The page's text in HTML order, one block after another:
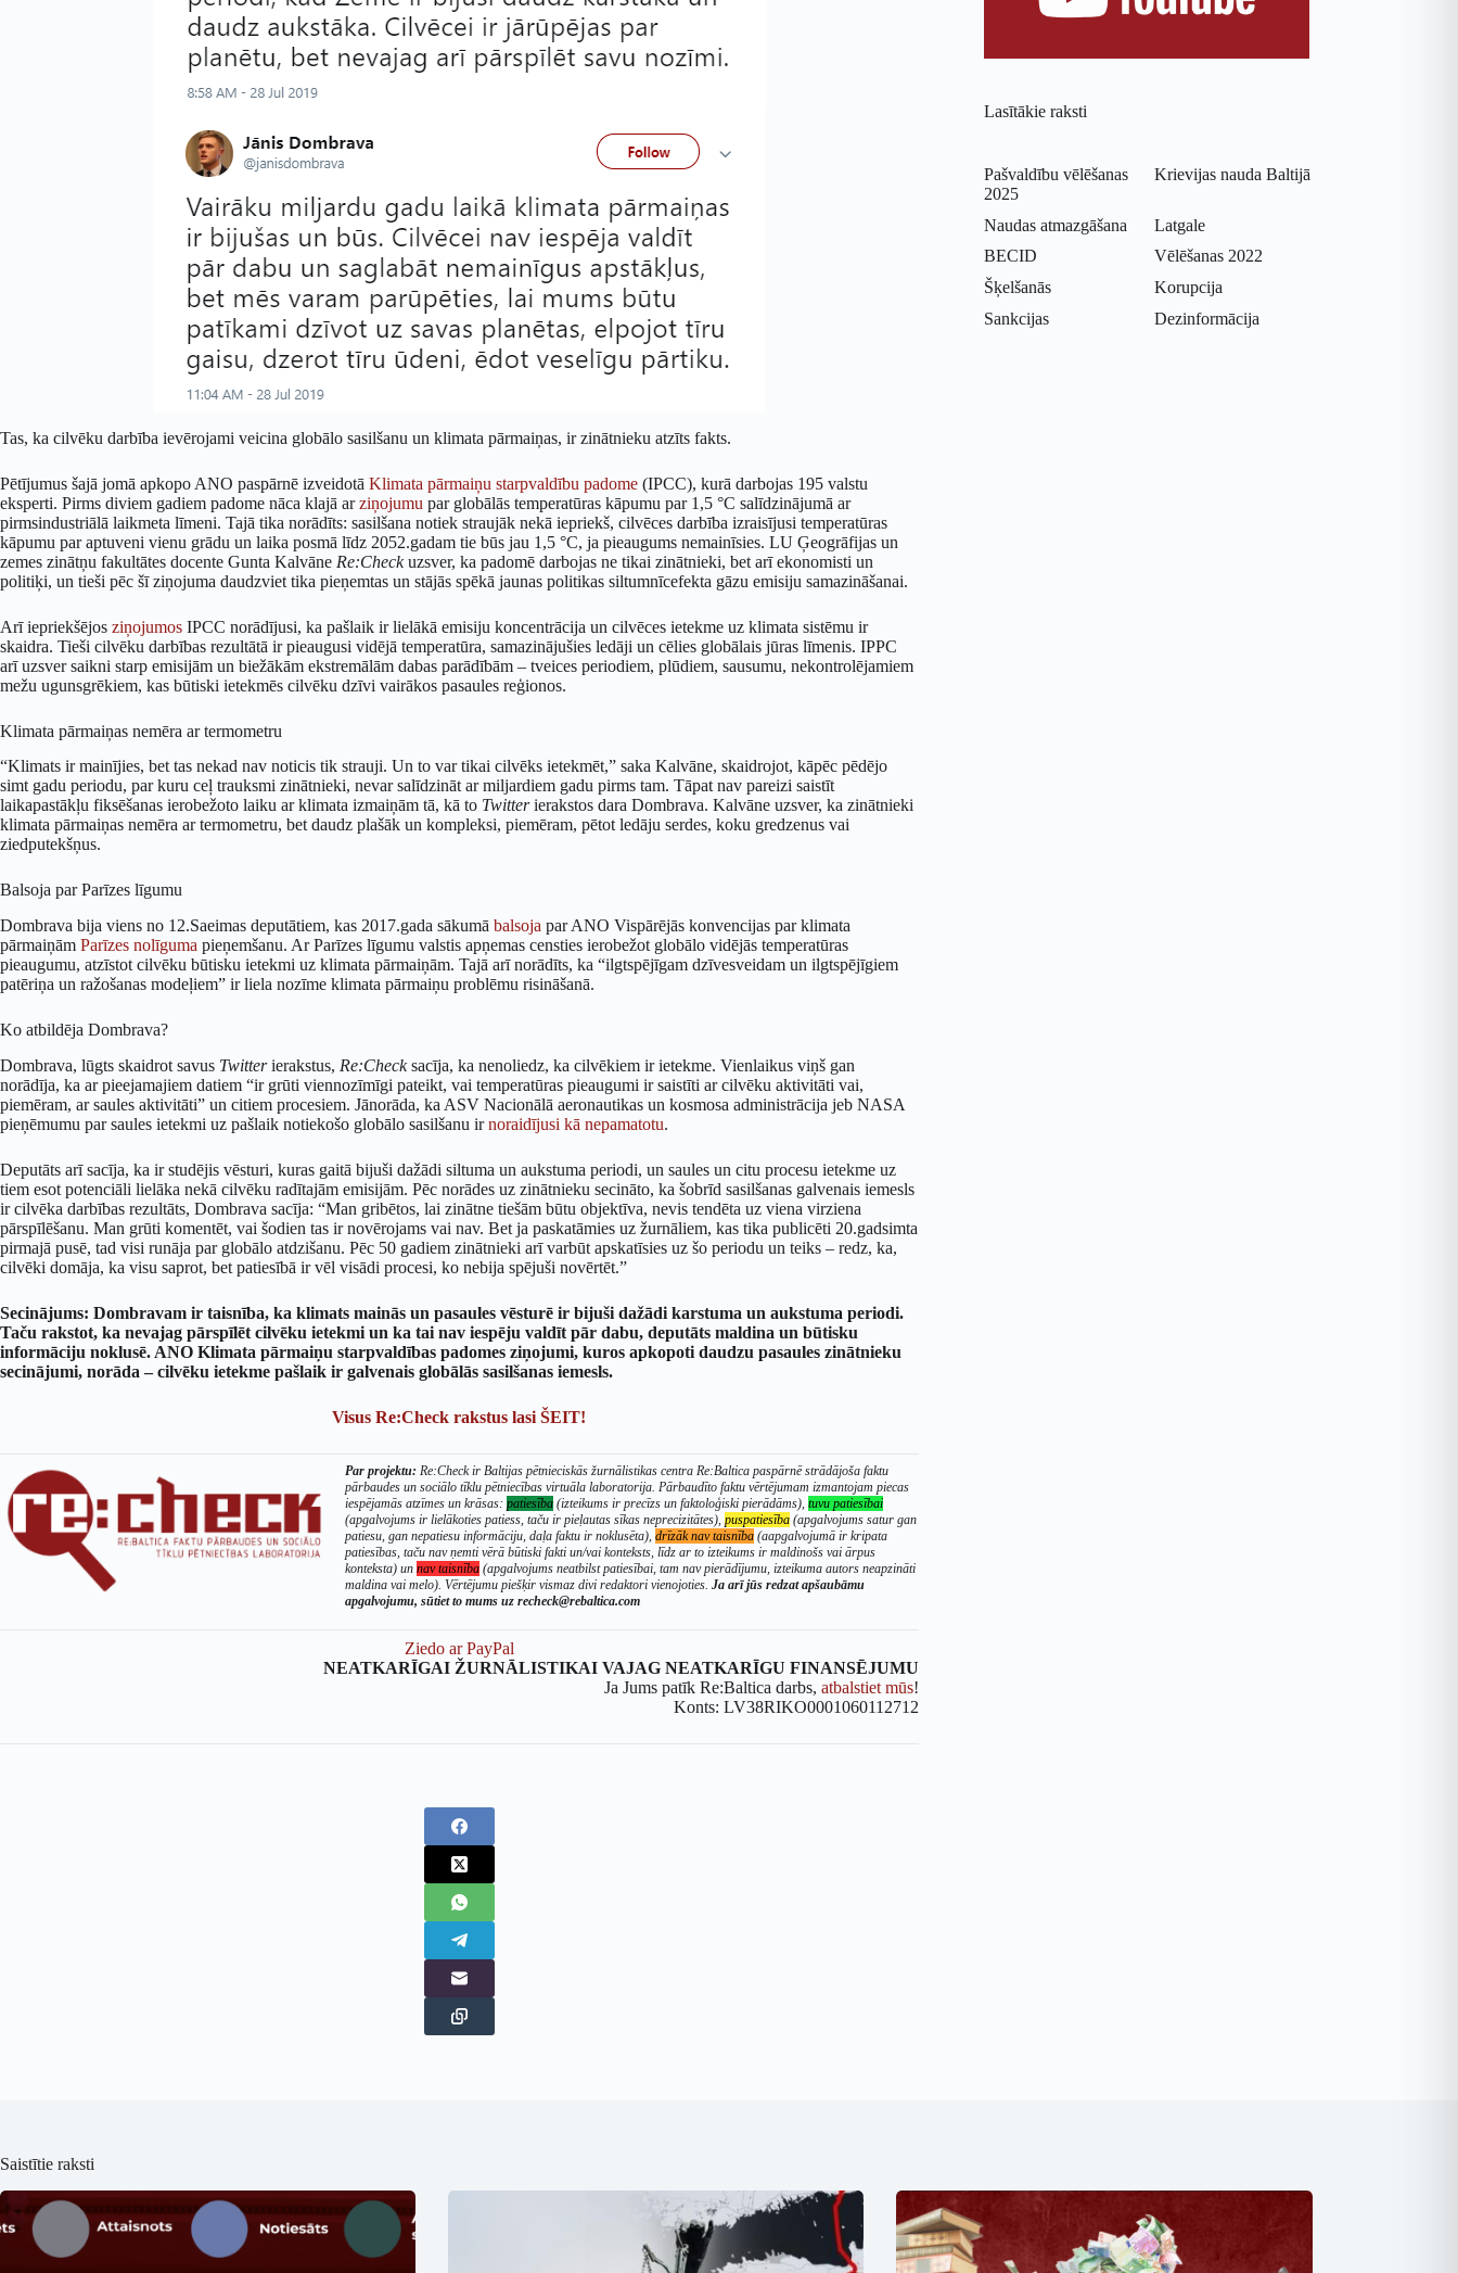
Tas, ka cilvēku darbība ievērojami veicina globālo sasilšanu un klimata pārmaiņas, ir zinātnieku atzīts fakts.
Pētījumus šajā jomā apkopo ANO paspārnē izveidotā Klimata pārmaiņu starpvaldību padome (IPCC), kurā darbojas 195 valstu
eksperti. Pirms diviem gadiem padome nāca klajā arziņojumu par globālās temperatūras kāpumu par 1,5 °C salīdzinājumā ar
pirmsindustriālā laikmeta līmeni. Tajā tika norādīts: sasilšana notiek straujāk nekā iepriekš, cilvēces darbība izraisījusi temperatūras
kāpumu par aptuveni vienu grādu un laika posmā līdz 2052.gadam tie būs jau 1,5 °C, ja pieaugums nemainīsies. LU Ģeogrāfijas un
zemes zinātņu fakultātes docente Gunta Kalvāne Re:Checkuzsver, ka padomē darbojas ne tikai zinātnieki, bet arī ekonomisti un
politiķi, un tieši pēc šī ziņojuma daudzviet tika pieņemtas un stājās spēkā jaunas politikas siltumnīcefekta gāzu emisiju samazināšanai.
Arī iepriekšējos ziņojumos IPCC norādījusi, ka pašlaik ir lielākā emisiju koncentrācija un cilvēces ietekme uz klimata sistēmu ir
skaidra. Tieši cilvēku darbības rezultātā ir pieaugusi vidējā temperatūra, samazinājušies ledāji un cēlies globālais jūras līmenis. IPPC
arī uzsver saikni starp emisijām un biežākām ekstremālām dabas parādībām – tveices periodiem, plūdiem, sausumu, nekontrolējamiem
mežu ugunsgrēkiem, kas būtiski ietekmēs cilvēku dzīvi vairākos pasaules reģionos.
Klimata pārmaiņas nemēra ar termometru
“Klimats ir mainījies, bet tas nekad nav noticis tik strauji. Un to var tikai cilvēks ietekmēt,” saka Kalvāne, skaidrojot, kāpēc pēdējo
simt gadu periodu, par kuru ceļ trauksmi zinātnieki, nevar salīdzināt ar miljardiem gadu pirms tam. Tāpat nav pareizi saistīt
laikapastākļu fiksēšanas ierobežoto laiku ar klimata izmaiņām tā, kā to Twitterierakstos dara Dombrava. Kalvāne uzsver, ka zinātnieki
klimata pārmaiņas nemēra ar termometru, bet daudz plašāk un kompleksi, piemēram, pētot ledāju serdes, koku gredzenus vai
ziedputekšņus.
Balsoja par Parīzes līgumu
Dombrava bija viens no 12.Saeimas deputātiem, kas 2017.gada sākumā balsoja par ANO Vispārējās konvencijas par klimata
pārmaiņām Parīzes nolīguma pieņemšanu. Ar Parīzes līgumu valstis apņemas censties ierobežot globālo vidējās temperatūras
pieaugumu, atzīstot cilvēku būtisku ietekmi uz klimata pārmaiņām. Tajā arī norādīts, ka “ilgtspējīgam dzīvesveidam un ilgtspējīgiem
patēriņa un ražošanas modeļiem” ir liela nozīme klimata pārmaiņu problēmu risināšanā.
Ko atbildēja Dombrava?
Dombrava, lūgts skaidrot savus Twitterierakstus, Re:Checksacīja, ka nenoliedz, ka cilvēkiem ir ietekme. Vienlaikus viņš gan
norādīja, ka ar pieejamajiem datiem “ir grūti viennozīmīgi pateikt, vai temperatūras pieaugumi ir saistīti ar cilvēku aktivitāti vai,
piemēram, ar saules aktivitāti” un citiem procesiem. Jānorāda, ka ASV Nacionālā aeronautikas un kosmosa administrācija jeb NASA
pieņēmumu par saules ietekmi uz pašlaik notiekošo globālo sasilšanu irnoraidījusi kā nepamatotu.
Deputāts arī sacīja, ka ir studējis vēsturi, kuras gaitā bijuši dažādi siltuma un aukstuma periodi, un saules un citu procesu ietekme uz
tiem esot potenciāli lielāka nekā cilvēku radītajām emisijām. Pēc norādes uz zinātnieku secināto, ka šobrīd sasilšanas galvenais iemesls
ir cilvēka darbības rezultāts, Dombrava sacīja: “Man gribētos, lai zinātne tiešām būtu objektīva, nevis tendēta uz viena virziena
pārspīlēšanu. Man grūti komentēt, vai šodien tas ir novērojams vai nav. Bet ja paskatāmies uz žurnāliem, kas tika publicēti 20.gadsimta
pirmajā pusē, tad visi runāja par globālo atdzišanu. Pēc 50 gadiem zinātnieki arī varbūt apskatīsies uz šo periodu un teiks – redz, ka,
cilvēki domāja, ka visu saprot, bet patiesībā ir vēl visādi procesi, ko nebija spējuši novērtēt.”
Secinājums: Dombravam ir taisnība, ka klimats mainās un pasaules vēsturē ir bijuši dažādi karstuma un aukstuma periodi.
Taču rakstot, ka nevajag pārspīlēt cilvēku ietekmi un ka tai nav iespēju valdīt pār dabu, deputāts maldina un būtisku
informāciju noklusē. ANO Klimata pārmaiņu starpvaldības padomes ziņojumi, kuros apkopoti daudzu pasaules zinātnieku
secinājumi, norāda – cilvēku ietekme pašlaik ir galvenais globālās sasilšanas iemesls.
Visus Re:Check rakstus lasi ŠEIT!
Par projektu: Re:Check ir Baltijas pētnieciskās žurnālistikas centra Re:Baltica paspārnē strādājoša faktu
pārbaudes un sociālo tīklu pētniecības virtuāla laboratorija. Pārbaudīto faktu vērtējumam izmantojam piecas
iespējamās atzīmes un krāsas: patiesība (izteikums ir precīzs un faktoloģiski pierādāms), tuvu patiesībai
(apgalvojums ir lielākoties patiess, taču ir pieļautas sīkas neprecizitātes), puspatiesība (apgalvojums satur gan
patiesu, gan nepatiesu informāciju, daļa faktu ir noklusēta), drīzāk nav taisnība (aapgalvojumā ir kripata
patiesības, taču nav ņemti vērā būtiski fakti un/vai konteksts, līdz ar to izteikums ir maldinošs vai ārpus
konteksta) un nav taisnība (apgalvojums neatbilst patiesībai, tam nav pierādījumu, izteikuma autors neapzināti
maldina vai melo). Vērtējumu piešķir vismaz divi redaktori vienojoties. Ja arī jūs redzat apšaubāmu
apgalvojumu, sūtiet to mums uz recheck@rebaltica.com
Ziedo ar PayPal
NEATKARĪGAI ŽURNĀLISTIKAI VAJAG NEATKARĪGU FINANSĒJUMU
Ja Jums patīk Re:Baltica darbs, atbalstiet mūs!
Konts: LV38RIKO0001060112712
Lasītākie raksti
Pašvaldību vēlēšanas
2025
Krievijas nauda Baltijā
Naudas atmazgāšana
Latgale
BECID
Vēlēšanas 2022
Šķelšanās
Korupcija
Sankcijas
Dezinformācija
Saistītie raksti